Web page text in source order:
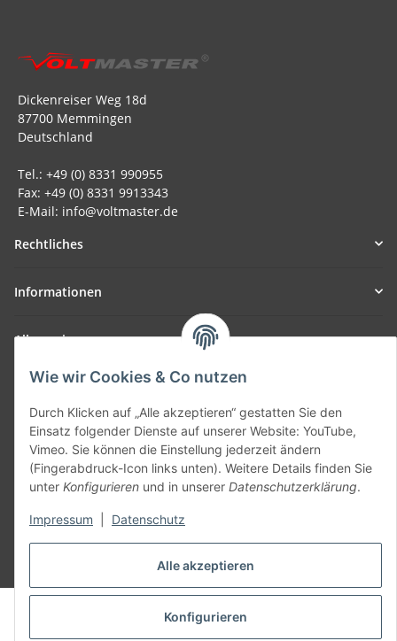
Alle akzeptieren
Konfigurieren
Wie wir Cookies & Co nutzen
Durch Klicken auf „Alle akzeptieren“ gestatten Sie den
Einsatz folgender Dienste auf unserer Website: YouTube,
Vimeo. Sie können die Einstellung jederzeit ändern
(Fingerabdruck-Icon links unten). Weitere Details finden Sie
unter Konfigurieren und in unserer Datenschutzerklärung.
Impressum Datenschutz
Dickenreiser Weg 18d
87700 Memmingen
Deutschland
Tel.: +49 (0) 8331 990955
Fax: +49 (0) 8331 9913343
E-Mail: info@voltmaster.de
Rechtliches
Informationen
Allgemein
Teil unseres Netzwerks:
SmoliTec - Safety. Simplified. Worldwide. ( B2B Shop )
Vertrag widerrufen
* Alle Preise inkl. gesetzlicher USt., zzgl.Versand
© voltmaster.de
Powered byJTL-Shop